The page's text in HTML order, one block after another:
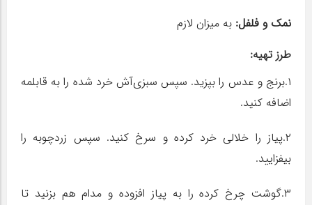
نمک و فلفل: به میزان لازم
طرز تهیه:
۱.برنج و عدس را بپزید. سپس سبزی‌آش خرد شده را به قابلمه
اضافه کنید.
۲.پیاز را خلالی خرد کرده و سرخ کنید. سپس زردچوبه را
بیفزایید.
۳.گوشت چرخ کرده را به پیاز افزوده و مدام هم بزنید تا